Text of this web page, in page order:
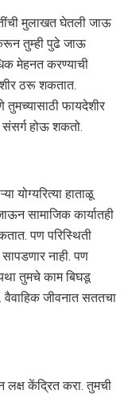
मुलाखत घेतली जाऊ
तुम्ही पुढे जाऊ
मेहनत करण्याची
ठरू शकतात.
तुमच्यासाठी फायदेशीर
होऊ शकतो.
योग्यरित्या हाताळू
सामाजिक कार्यातही
पण परिस्थिती
नाही. पण
तुमचे काम बिघडू
वैवाहिक जीवनात सततचा
लक्ष केंद्रित करा. तुमची